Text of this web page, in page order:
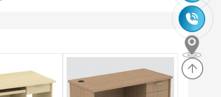
245
630
0985
635
830